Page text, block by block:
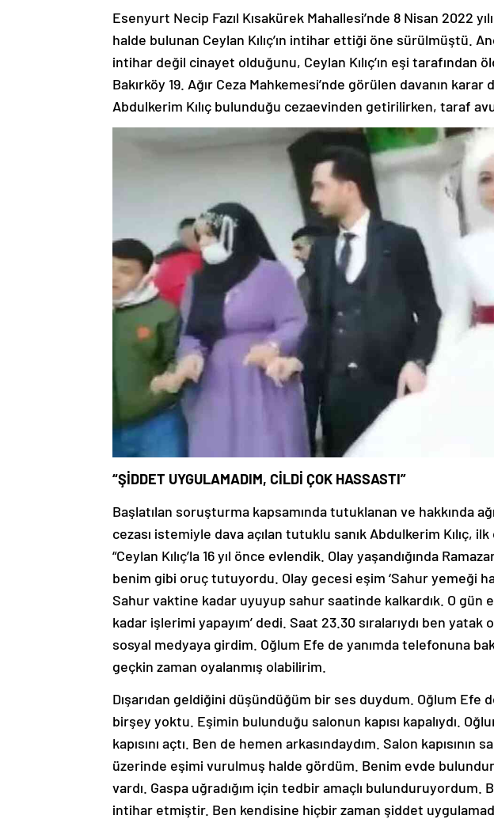
Esenyurt Necip Fazıl Kısakürek Mahallesi’nde 8 Nisan 2022
halde bulunan Ceylan Kılıç’ın intihar ettiği öne sürülmüştü.
intihar değil cinayet olduğunu, Ceylan Kılıç’ın eşi
Bakırköy 19. Ağır Ceza Mahkemesi’nde görülen davanın
Abdulkerim Kılıç bulunduğu cezaevinden getirilirken, taraf
“ŞİDDET UYGULAMADIM, CİLDİ ÇOK HASSASTI”
Başlatılan soruşturma kapsamında tutuklanan ve hakkında
cezası istemiyle dava açılan tutuklu sanık Abdulkerim Kılıç,
“Ceylan Kılıç’la 16 yıl önce evlendik. Olay yaşandığında
benim gibi oruç tutuyordu. Olay gecesi eşim ‘Sahur yemeği
Sahur vaktine kadar uyuyup sahur saatinde kalkardık. O gün
kadar işlerimi yapayım’ dedi. Saat 23.30 sıralarıydı ben yatak
sosyal medyaya girdim. Oğlum Efe de yanımda telefonuna
geçkin zaman oyalanmış olabilirim.
Dışarıdan geldiğini düşündüğüm bir ses duydum. Oğlum Efe
birşey yoktu. Eşimin bulunduğu salonun kapısı kapalıydı.
kapısını açtı. Ben de hemen arkasındaydım. Salon kapısının
üzerinde eşimi vurulmuş halde gördüm. Benim evde
vardı. Gaspa uğradığım için tedbir amaçlı bulunduruyordum.
intihar etmiştir. Ben kendisine hiçbir zaman şiddet